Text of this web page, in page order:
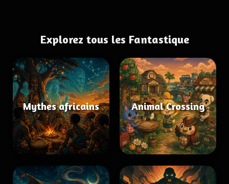
Explorez tous les Fantastique
Mythes africains Animal Crossing